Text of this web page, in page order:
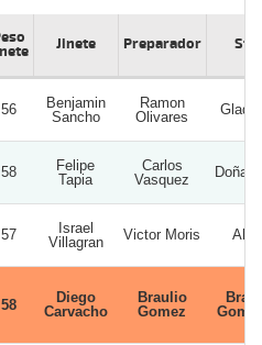
Jinete Preparador
56
Benjamin
Sancho
Ramon
Olivares
58
Felipe
Tapia
Carlos
Vasquez
Doña
57
Israel
Villagran
Victor Moris
58
Diego
Carvacho
Braulio
Gomez